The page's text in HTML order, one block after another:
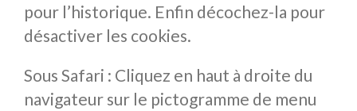
pour l’historique. Enfin décochez-la pour
désactiver les cookies.
Sous Safari : Cliquez en haut à droite du
navigateur sur le pictogramme de menu